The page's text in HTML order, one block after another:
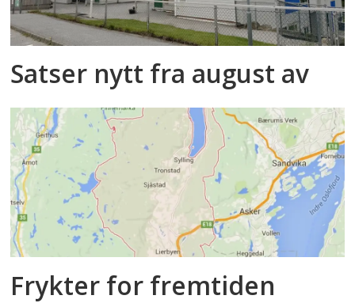
Satser nytt fra august av
Frykter for fremtiden